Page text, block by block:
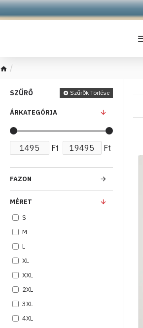
SZŰRŐ Szűrők Törlése
ÁRKATEGÓRIA
Ft Ft
FAZON
MÉRET
S
M
L
XL
XXL
2XL
3XL
4XL